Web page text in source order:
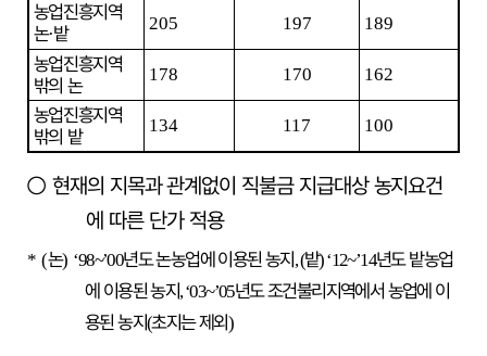
농업진흥지역
논·밭 205 197 189
농업진흥지역
밖의 논
178 170 162
농업진흥지역
밖의 밭
134 117 100
○ 현재의 지목과 관계없이 직불금 지급대상 농지요건
에 따른 단가 적용
* (논) ‘98~’00년도 논농업에 이용된 농지 , (밭) ‘12~’14년도 밭농업
에 이용된 농지 , ‘03~’05년도 조건불리지역에서 농업에 이
용된 농지(초지는 제외)